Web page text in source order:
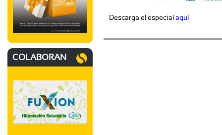
COLABORAN
Descarga el especial aquí